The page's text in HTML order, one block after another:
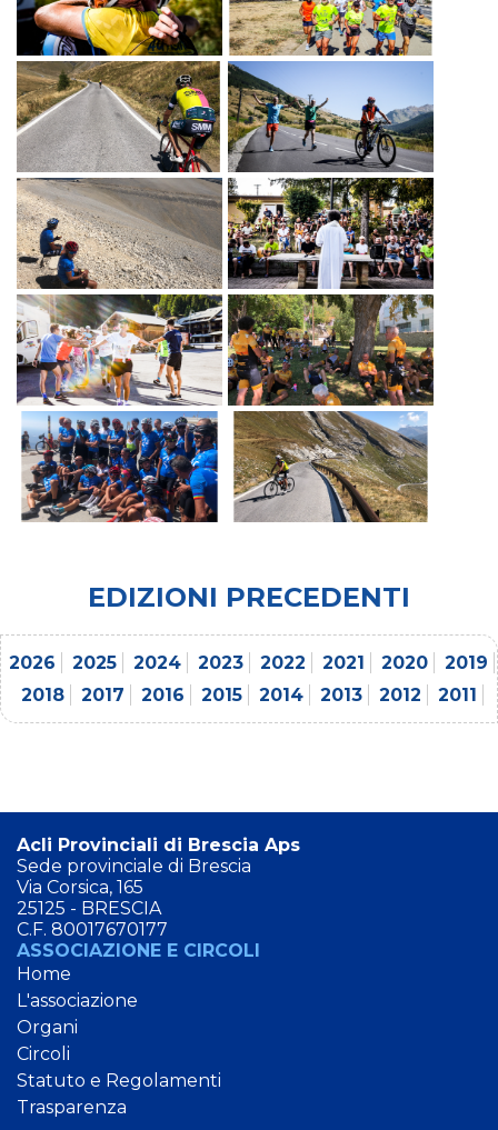
EDIZIONI PRECEDENTI
2026 2025 2024 2023 2022 2021 2020
2019
2018
2017 2016 2015 2014 2013 2012 2011
Acli Provinciali di Brescia Aps
Sede provinciale di Brescia
Via Corsica, 165
25125 - BRESCIA
C.F. 80017670177
ASSOCIAZIONE E CIRCOLI
Home
L'associazione
Organi
Circoli
Statuto e Regolamenti
Trasparenza